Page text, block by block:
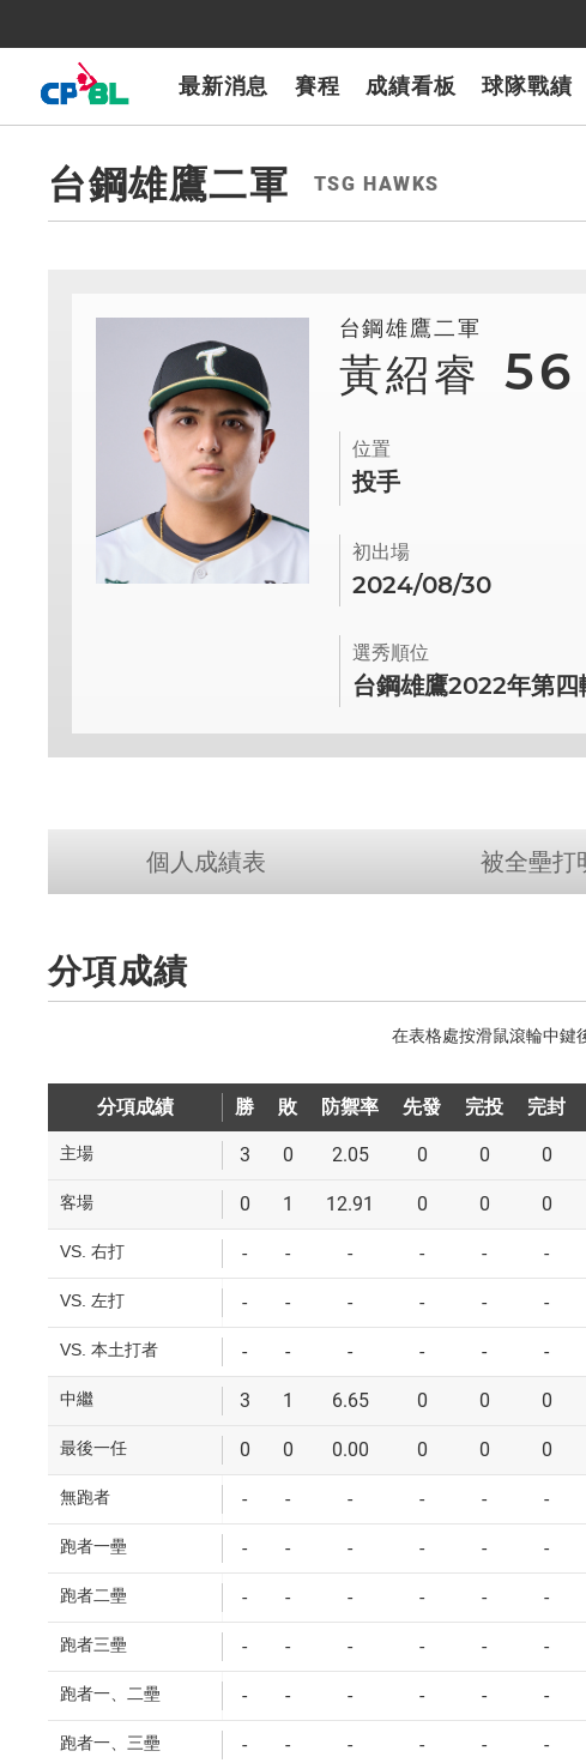
最新消息 賽程 成績看板 球隊戰績
7-ELEVEn獅
樂天桃猿富邦悍將 味全龍 台鋼雄鷹CPBLTV
台鋼雄鷹二軍 TSG HAWKS
台鋼雄鷹二軍
黃紹睿 56
位置
投手
初出場
2024/08/30
選秀順位
台鋼雄鷹2022年第四
個人成績表 被全壘打
分項成績
勝 敗 防禦率 先發 完投 完封
分項成績 勝 敗 防禦率 先發 完投 完封
主場 3 0 2.05 0 0 0
客場 0 1 12.91 0 0 0
VS. 右打 - - - - - -
VS. 左打 - - - - - -
VS. 本土打者 - - - - - -
中繼 3 1 6.65 0 0 0
最後一任 0 0 0.00 0 0 0
無跑者 - - - - - -
跑者一壘 - - - - - -
跑者二壘 - - - - - -
跑者三壘 - - - - - -
跑者一、二壘 - - - - - -
跑者一、三壘 - - - - - -